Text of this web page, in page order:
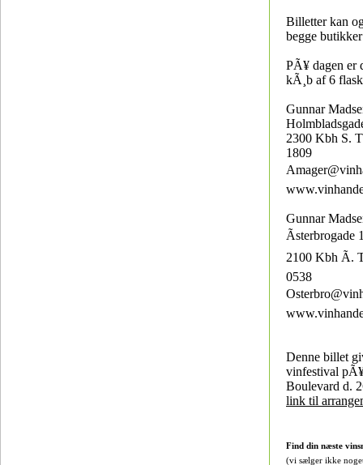
Billetter kan
begge butikker
PÃ¥ dagen er
kÃ¸b af 6
Gunnar
2300 Kbh S.
1809
Gunnar
Ãsterbrogade
2100 Kbh Ã.
0538
Denne billet
vinfestival
Boulevard d.
link til
Find din næste
(vi sælger ikke